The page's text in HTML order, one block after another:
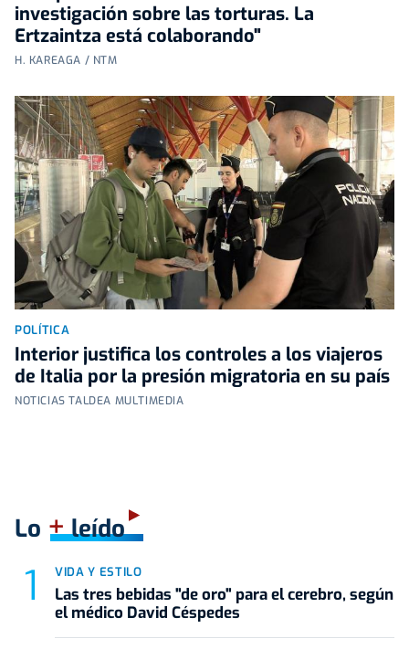
investigación sobre las torturas. La
Ertzaintza está colaborando"
H. KAREAGA / NTM
POLÍTICA
Interior justifica los controles a los viajeros
de Italia por la presión migratoria en su país
NOTICIAS TALDEA MULTIMEDIA
Lo +leído
VIDA Y ESTILO
Las tres bebidas "de oro" para el cerebro, según
el médico David Céspedes